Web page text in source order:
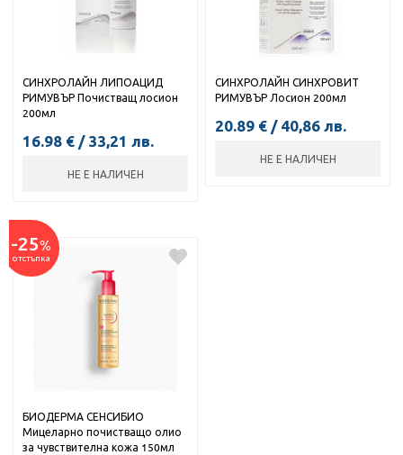
СИНХРОЛАЙН ЛИПОАЦИД
РИМУВЪР Почистващ лосион
200мл
16.98 € / 33,21 лв.
НЕ Е НАЛИЧЕН
СИНХРОЛАЙН СИНХРОВИТ
РИМУВЪР Лосион 200мл
20.89 € / 40,86 лв.
НЕ Е НАЛИЧЕН
-25%
отстъпка
БИОДЕРМА СЕНСИБИО
Мицеларно почистващо олио
за чувствителна кожа 150мл